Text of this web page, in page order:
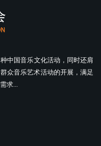
中国音乐文化活动，同时还肩
众音乐艺术活动的开展，满足
求...